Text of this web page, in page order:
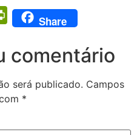
PrintFriendly
Share
comentário
será publicado. Campos
*